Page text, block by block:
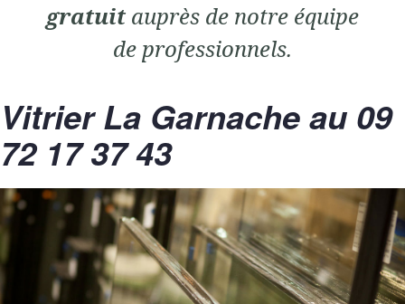
gratuit auprès de notre équipe
de professionnels.
Vitrier La Garnache au 09
72 17 37 43